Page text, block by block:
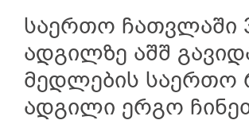
საერთო
ადგილზე აშშ
მედლების საერთო
ადგილი ერგო